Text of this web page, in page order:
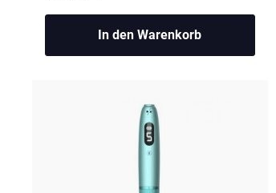
In den Warenkorb